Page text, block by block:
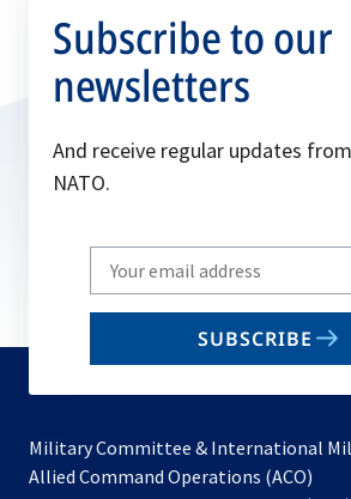
Subscribe to our
newsletters
And receive regular updates from
NATO.
Write
your
email
SUBSCRIBE
Military Committee & International
Allied Command Operations (ACO)